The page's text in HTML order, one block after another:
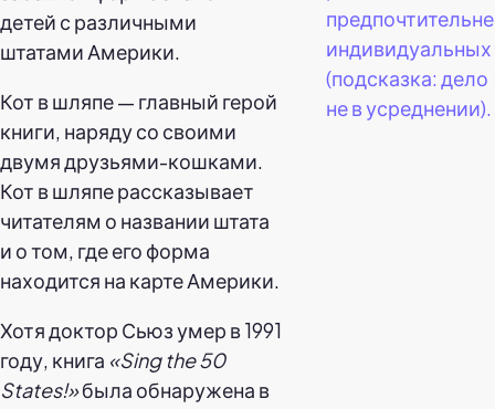
детей с различными
штатами Америки.
Кот в шляпе — главный герой
книги, наряду со своими
двумя друзьями-кошками.
Кот в шляпе рассказывает
читателям о названии штата
и о том, где его форма
находится на карте Америки.
Хотя доктор Сьюз умер в 1991
году, книга «Sing the 50
States!»была обнаружена в
индивидуальных
(подсказка: дело
не в усреднении).